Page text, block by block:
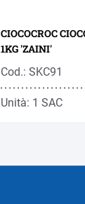
CIOCOCROC
1KG 'ZAINI'
Cod.: SKC91
Unità: 1 SAC